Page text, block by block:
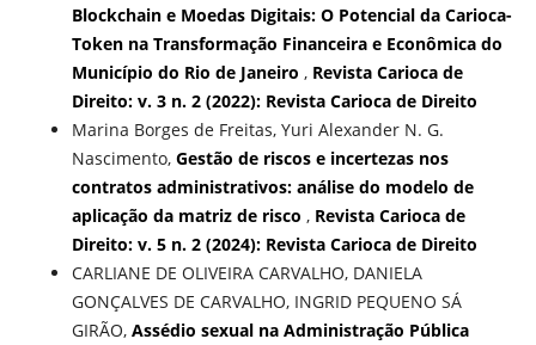
Blockchain e Moedas Digitais: O Potencial da Carioca-
Token na Transformação Financeira e Econômica do
Município do Rio de Janeiro , Revista Carioca de
Direito: v. 3 n. 2 (2022): Revista Carioca de Direito
Marina Borges de Freitas, Yuri Alexander N. G.
Nascimento, Gestão de riscos e incertezas nos
contratos administrativos: análise do modelo de
aplicação da matriz de risco , Revista Carioca de
Direito: v. 5 n. 2 (2024): Revista Carioca de Direito
CARLIANE DE OLIVEIRA CARVALHO, DANIELA
GONÇALVES DE CARVALHO, INGRID PEQUENO SÁ
GIRÃO, Assédio sexual na Administração Pública